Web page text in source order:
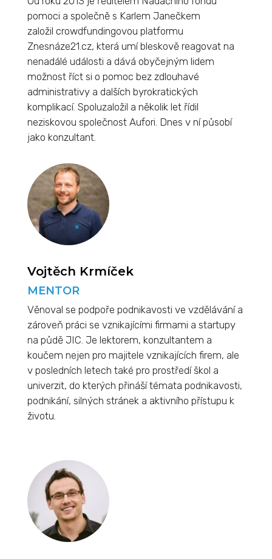
pomoci a společně s Karlem Janečkem
založil crowdfundingovou platformu
Znesnáze21.cz, která umí bleskově reagovat na
nenadálé události a dává obyčejným lidem
možnost říct si o pomoc bez zdlouhavé
administrativy a dalších byrokratických
komplikací. Spoluzaložil a několik let řídil
neziskovou společnost Aufori. Dnes v ní působí
jako konzultant.
Vojtěch Krmíček
MENTOR
Věnoval se podpoře podnikavosti ve vzdělávání a
zároveň práci se vznikajícími firmami a startupy
na půdě JIC. Je lektorem, konzultantem a
koučem nejen pro majitele vznikajících firem, ale
v posledních letech také pro prostředí škol a
univerzit, do kterých přináší témata podnikavosti,
podnikání, silných stránek a aktivního přístupu k
životu.